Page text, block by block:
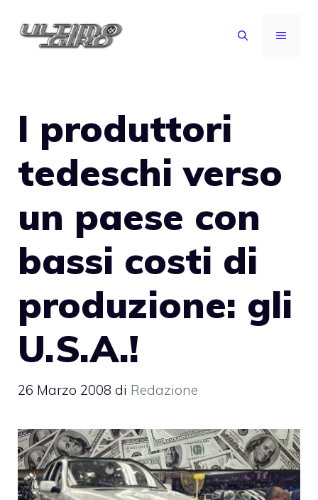
MENU
I produttori
tedeschi verso
un paese con
bassi costi di
produzione: gli
U.S.A.!
26 Marzo 2008 di Redazione